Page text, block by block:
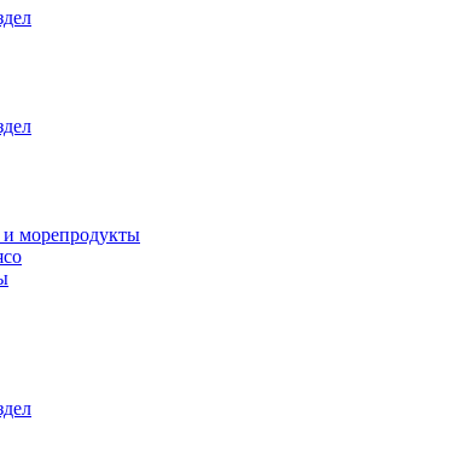
морепродукты